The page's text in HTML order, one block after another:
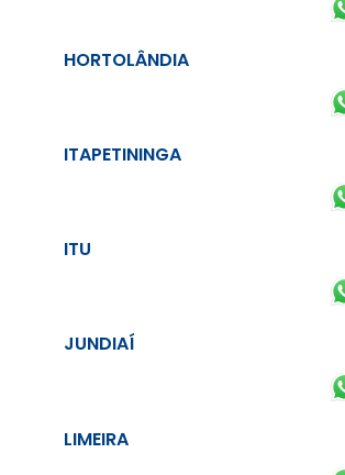
HORTOLÂNDIA
ITAPETININGA
ITU
JUNDIAÍ
LIMEIRA